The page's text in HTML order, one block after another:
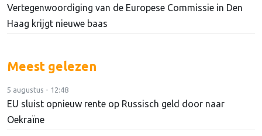
Vertegenwoordiging van de Europese Commissie in Den
Haag krijgt nieuwe baas
Meest gelezen
5 augustus - 12:48
EU sluist opnieuw rente op Russisch geld door naar
Oekraïne